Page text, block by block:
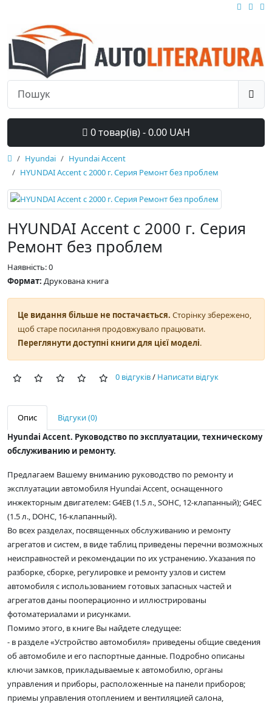
0 товар(ів) - 0.00 UAH
Hyundai
Hyundai Accent
HYUNDAI Accent с 2000 г. Серия Ремонт без проблем
HYUNDAI Accent с 2000 г. Серия
Ремонт без проблем
Наявність: 0
Формат: Друкована книга
Це видання більше не постачається. Сторінку збережено,
щоб старе посилання продовжувало працювати.
Переглянути доступні книги для цієї моделі.
0 відгуків/ Написати відгук
Опис
Відгуки (0)
Hyundai Accent. Руководство по эксплуатации, техническому
обслуживанию и ремонту.
Предлагаем Вашему вниманию руководство по ремонту и
эксплуатации автомобиля Hyundai Accent, оснащенного
инжекторным двигателем: G4EB (1.5 л., SOHC, 12-клапанный); G4EC
(1.5 л., DOHC, 16-клапанный).
Во всех разделах, посвященных обслуживанию и ремонту
агрегатов и систем, в виде таблиц приведены перечни возможных
неисправностей и рекомендации по их устранению. Указания по
разборке, сборке, регулировке и ремонту узлов и систем
автомобиля с использованием готовых запасных частей и
агрегатов даны пооперационно и иллюстрированы
фотоматериалами и рисунками.
Помимо этого, в книге Вы найдете следущее:
- в разделе «Устройство автомобиля» приведены общие сведения
об автомобиле и его паспортные данные. Подробно описаны
ключи замков, прикладываемые к автомобилю, органы
управления и приборы, расположенные на панели приборов;
приемы управления отоплением и вентиляцией салона,